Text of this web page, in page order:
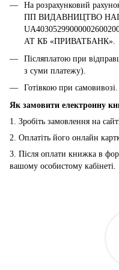
На розрахунковий
ПП ВИДАВНИЦТВО
АТ КБ «ПРИВАТБАНК».
Післяплатою при
з суми платежу).
Готівкою при самовивозі.
Як замовити електронну
1. Зробіть замовлення на
2. Оплатіть його онлайн
3. Після оплати книжка в
вашому особистому кабінеті.